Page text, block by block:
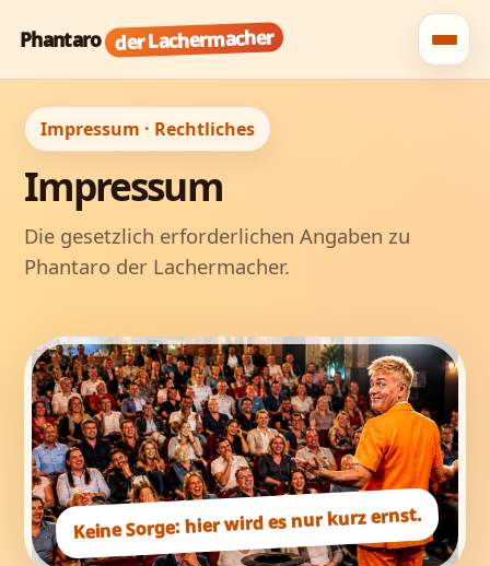
Phantaro der Lachermacher
Impressum · Rechtliches
Impressum
Die gesetzlich erforderlichen Angaben zu
Phantaro der Lachermacher.
Keine Sorge:hier wird es nur kurz ernst.